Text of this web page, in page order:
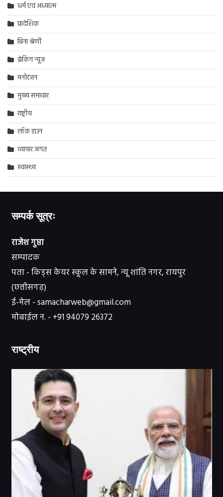
धर्म एवं अध्यात्म
प्रादेशिक
बिना श्रेणी
ब्रेकिंग न्यूज़
मनोरंजन
मुख्य समाचार
राष्ट्रीय
लॉक डाउन
व्यापार जगत
स्वास्थ्य
सम्पर्क सूत्रः
राजेश गुप्ता
सम्पादक
पता - किड्स केयर स्कूल के सामने, न्यू शांति नगर, रायपुर
(छत्तीसगढ़)
ई-मेल - samacharweb@gmail.com
मोबाईल न. - +91 94079 26372
राष्ट्रीय